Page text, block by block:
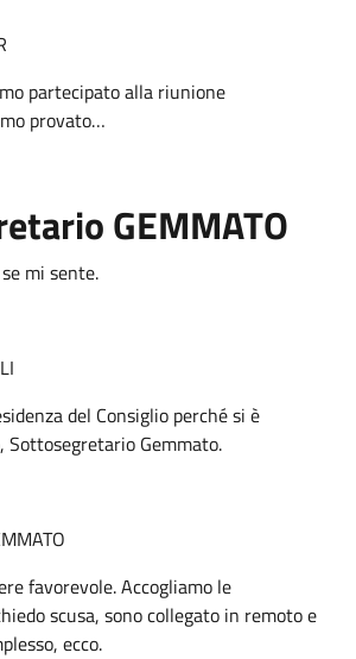
partecipato alla riunione
provato…
GEMMATO
mi sente.
del Consiglio perché si è
Sottosegretario Gemmato.
favorevole. Accogliamo le
scusa, sono collegato in remoto e
ecco.